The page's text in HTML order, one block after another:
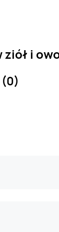
ziół i
(0)